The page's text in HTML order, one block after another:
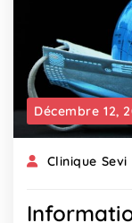
Décembre 12,
Clinique Sevi